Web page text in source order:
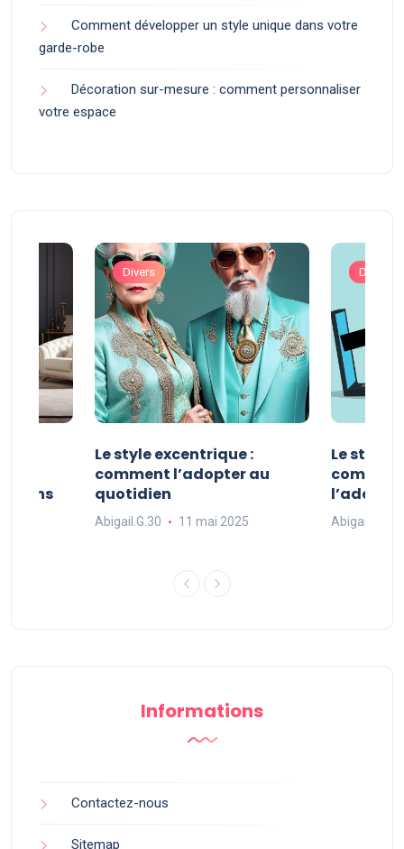
Comment développer un style unique dans votre
garde-robe
Décoration sur-mesure : comment personnaliser
votre espace
dans
Divers
Le style excentrique :
comment l’adopter au
quotidien
Abigail.G.30 11 mai 2025
Divers
Le style
Abigail.G.30
Informations
Contactez-nous
Sitemap